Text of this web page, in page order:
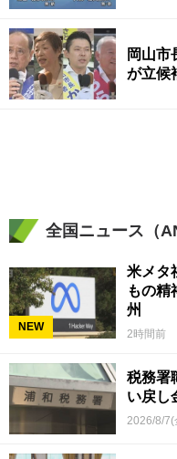
岡山
が立
全国ニュース（
NEW
米メタ
もの
州
2時間前
税務署
い戻し
2026/8/7(